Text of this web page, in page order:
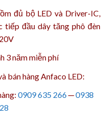
đủ bộ LED và Driver-IC,
đầu dây tăng phô đèn
3 nămmiễn phí
bán hàng Anfaco LED:
0909 635 266─0938